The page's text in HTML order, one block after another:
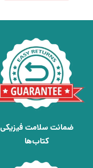
ضمانت سلامت فیزیکی
کتاب‌ها